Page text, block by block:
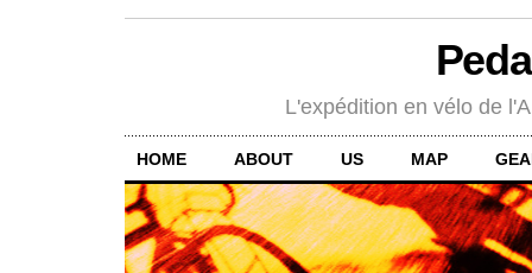
L'expédition en vélo de
HOME ABOUT US MAP